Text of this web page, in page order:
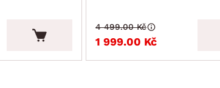
1 999.00 Kč
4 499.00 Kč